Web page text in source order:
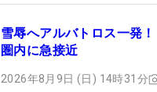
雪辱へアルバトロス一発
圏内に急接近
2026年8月9日 (日) 14時31分